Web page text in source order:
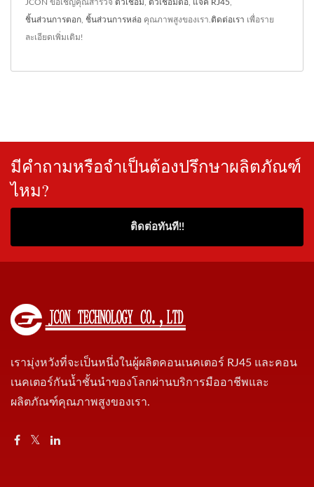
JCON ขอเชิญคุณสำรวจ ตัวเชื่อม ตัวเชื่อมต่อ แจ็ค RJ45
ชิ้นส่วนการตอก ชิ้นส่วนการหล่อ คุณภาพสูงของเรา. ติดต่อเรา เพื่อราย
ละเอียดเพิ่มเติม!
มีคำถามหรือจำเป็นต้องปรึกษาผลิตภัณฑ์
ไหม?
ติดต่อทันที!!
เรามุ่งหวังที่จะเป็นหนึ่งในผู้ผลิตคอนเนคเตอร์ RJ45 และคอน
เนคเตอร์กันน้ำชั้นนำของโลกผ่านบริการมืออาชีพและ
ผลิตภัณฑ์คุณภาพสูงของเรา.